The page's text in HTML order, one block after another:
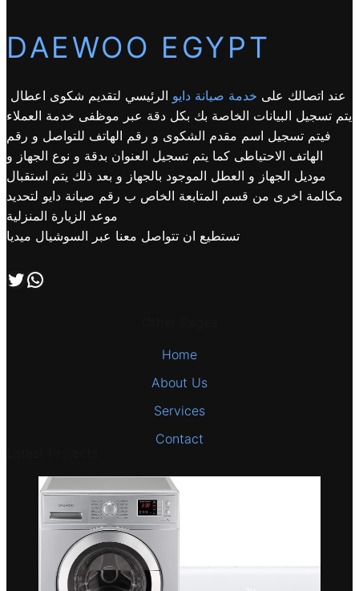
DAEWOO EGYPT
عند اتصالك على خدمة صيانة دايو الرئيسي لتقديم شكوى اعطال
يتم تسجيل البيانات الخاصة بك بكل دقة عبر موظفى خدمة العملاء
فيتم تسجيل اسم مقدم الشكوى و رقم الهاتف للتواصل و رقم
الهاتف الاحتياطى كما يتم تسجيل العنوان بدقة و نوع الجهاز و
موديل الجهاز و العطل الموجود بالجهاز و بعد ذلك يتم استقبال
مكالمة اخرى من قسم المتابعة الخاص ب رقم صيانة دايو لتحديد
موعد الزيارة المنزلية
تستطيع ان تتواصل معنا عبر السوشيال ميديا
تابعنا علي صفحة التويتر اتصل بنا علي طريق الوتساب
Home
About Us
Services
Contact